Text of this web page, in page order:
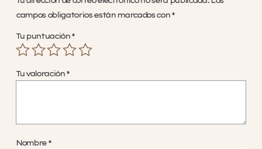
campos obligatorios están marcados con *
Tu puntuación *
Tu valoración *
Nombre *